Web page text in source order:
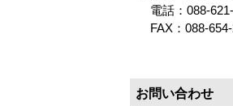
電話：088-
FAX：088-654-
お問い合わせ